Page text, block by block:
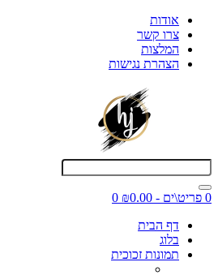
אודות
צרו קשר
המלצות
הצהרת נגישות
0 פריט\ים - ₪0.00
0
דף הבית
בלוג
תמונות זכוכית